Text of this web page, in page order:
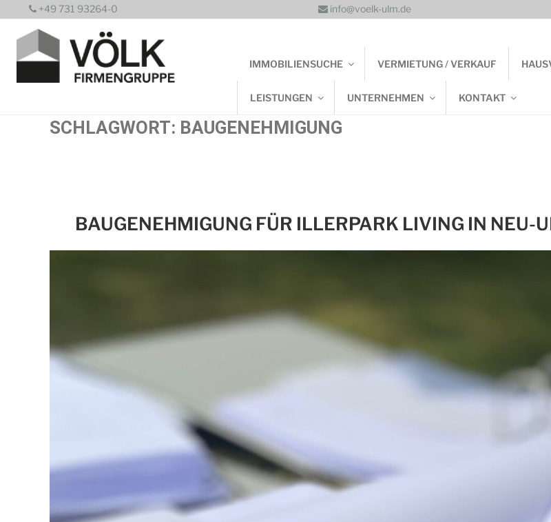
Inhalt
springen
+49 731 93264-0 info@voelk-ulm.de
IMMOBILIENSUCHE VERMIETUNG / VERKAUF
LEISTUNGEN UNTERNEHMEN KONTAKT
SCHLAGWORT: BAUGENEHMIGUNG
BAUGENEHMIGUNG FÜR ILLERPARK LIVING IN NEU-